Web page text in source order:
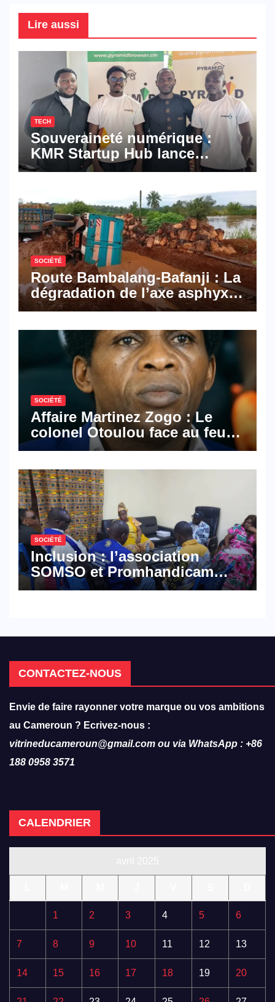
Lire aussi
TECH
Souveraineté numérique :
KMR Startup Hub lance
Pyramid Browser et Pyramid
numériques made in
Cameroon
SOCIÉTÉ
Route Bambalang-Bafanji : La
dégradation de l’axe asphyxie
les activités économiques
SOCIÉTÉ
Affaire Martinez Zogo : Le
colonel Otoulou face au feu
croisé des avocats de la
SOCIÉTÉ
Inclusion : l’association
SOMSO et Promhandicam
militent en faveur d’une
CONTACTEZ-NOUS
Envie de faire rayonner votre marque ou vos ambitions
au Cameroun ? Ecrivez-nous :
vitrineducameroun@gmail.com ou via WhatsApp : +86
188 0958 3571
CALENDRIER
1 2 3 4 5 6
7 8 9 10 11 12 13
14 15 16 17 18 19 20